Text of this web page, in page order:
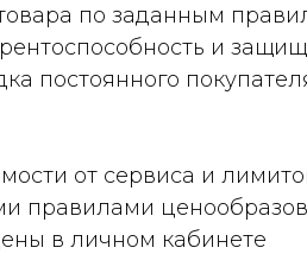
по заданным
и
постоянного
от сервиса и
правилами
в личном кабинете